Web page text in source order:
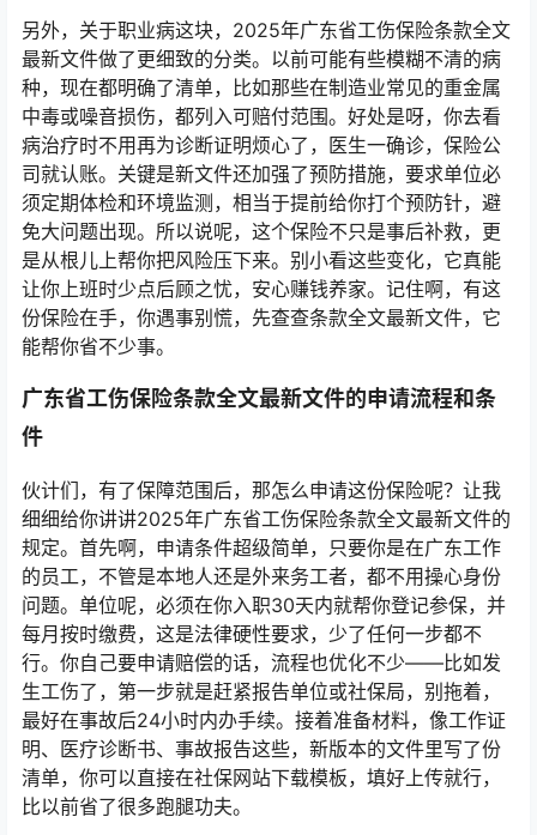
另外，关于职业病这块，2025年广东省工伤保险条款全文
最新文件做了更细致的分类。以前可能有些模糊不清的病
种，现在都明确了清单，比如那些在制造业常见的重金属
中毒或噪音损伤，都列入可赔付范围。好处是呀，你去看
病治疗时不用再为诊断证明烦心了，医生一确诊，保险公
司就认账。关键是新文件还加强了预防措施，要求单位必
须定期体检和环境监测，相当于提前给你打个预防针，避
免大问题出现。所以说呢，这个保险不只是事后补救，更
是从根儿上帮你把风险压下来。别小看这些变化，它真能
让你上班时少点后顾之忧，安心赚钱养家。记住啊，有这
份保险在手，你遇事别慌，先查查条款全文最新文件，它
能帮你省不少事。
广东省工伤保险条款全文最新文件的申请流程和条
件
伙计们，有了保障范围后，那怎么申请这份保险呢？让我
细细给你讲讲2025年广东省工伤保险条款全文最新文件的
规定。首先啊，申请条件超级简单，只要你是在广东工作
的员工，不管是本地人还是外来务工者，都不用操心身份
问题。单位呢，必须在你入职30天内就帮你登记参保，并
每月按时缴费，这是法律硬性要求，少了任何一步都不
行。你自己要申请赔偿的话，流程也优化不少——比如发
生工伤了，第一步就是赶紧报告单位或社保局，别拖着，
最好在事故后24小时内办手续。接着准备材料，像工作证
明、医疗诊断书、事故报告这些，新版本的文件里写了份
清单，你可以直接在社保网站下载模板，填好上传就行，
比以前省了很多跑腿功夫。